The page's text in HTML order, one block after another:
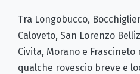
Tra Longobucco,
Caloveto, San Lorenzo
Civita, Morano e
qualche rovescio breve e